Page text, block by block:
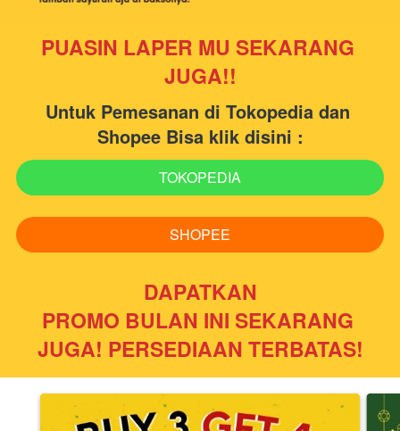
PUASIN LAPER MU SEKARANG
JUGA!!
Untuk Pemesanan di Tokopedia dan
Shopee Bisa klik disini :
`
TOKOPEDIA
`
SHOPEE
DAPATKAN
PROMO BULAN INI SEKARANG
JUGA! PERSEDIAAN TERBATAS!